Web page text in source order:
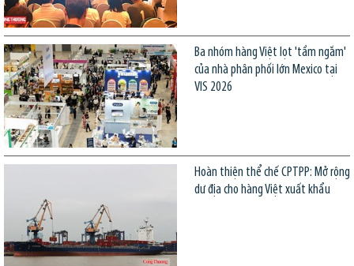
Ba nhóm hàng Việt lọt 'tầm ngắm'
của nhà phân phối lớn Mexico tại
VIS 2026
Hoàn thiện thể chế CPTPP: Mở rộng
dư địa cho hàng Việt xuất khẩu